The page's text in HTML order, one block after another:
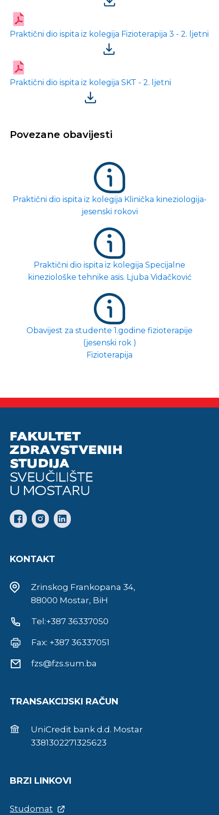
Praktični dio ispita iz kolegija Fizioterapija 3 - 2. ljetni
Praktični dio ispita iz kolegija SKT - 2. ljetni
Povezane obavijesti
Praktični dio ispita iz kolegija Klinička kineziologija-
jesenski rokovi
Praktični dio ispita iz kolegija Specijalne
kineziološke tehnike asis. Ljuba Vidačković
Obavijest za studente 1.godine fizioterapije
(jesenski rok )
Fizioterapija
KONTAKT
Zrinskog Frankopana 34,
88000 Mostar, BiH
Tel:+387 36337050
Fax: +387 36337051
fzs@fzs.sum.ba
TRANSAKCIJSKI RAČUN
UniCredit bank d.d. Mostar
3381302271325623
BRZI LINKOVI
Studomat